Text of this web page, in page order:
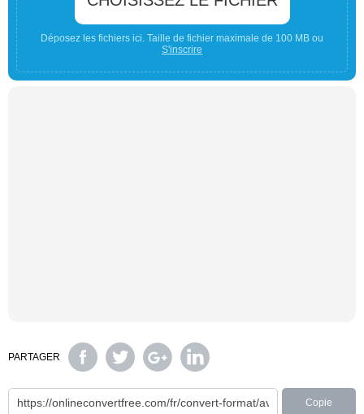
Déposez les fichiers ici. Taille de fichier maximale de 100 MB ou
S'inscrire
PARTAGER
Copie